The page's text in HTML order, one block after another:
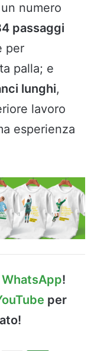
numero
passaggi
per
palla; e
lunghi,
lavoro
esperienza
WhatsApp!
per